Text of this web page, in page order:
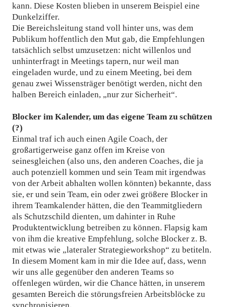
kann. Diese Kosten blieben in unserem Beispiel eine
Dunkelziffer.
Die Bereichsleitung stand voll hinter uns, was dem
Publikum hoffentlich den Mut gab, die Empfehlungen
tatsächlich selbst umzusetzen: nicht willenlos und
unhinterfragt in Meetings tapern, nur weil man
eingeladen wurde, und zu einem Meeting, bei dem
genau zwei Wissensträger benötigt werden, nicht den
halben Bereich einladen, „nur zur Sicherheit“.
Blocker im Kalender, um das eigene Team zu schützen
(?)
Einmal traf ich auch einen Agile Coach, der
großartigerweise ganz offen im Kreise von
seinesgleichen (also uns, den anderen Coaches, die ja
auch potenziell kommen und sein Team mit irgendwas
von der Arbeit abhalten wollen könnten) bekannte, dass
sie, er und sein Team, ein oder zwei größere Blocker in
ihrem Teamkalender hätten, die den Teammitgliedern
als Schutzschild dienten, um dahinter in Ruhe
Produktentwicklung betreiben zu können. Flapsig kam
von ihm die kreative Empfehlung, solche Blocker z. B.
mit etwas wie „lateraler Strategieworkshop“ zu betiteln.
In diesem Moment kam in mir die Idee auf, dass, wenn
wir uns alle gegenüber den anderen Teams so
offenlegen würden, wir die Chance hätten, in unserem
gesamten Bereich die störungsfreien Arbeitsblöcke zu
synchronisieren.